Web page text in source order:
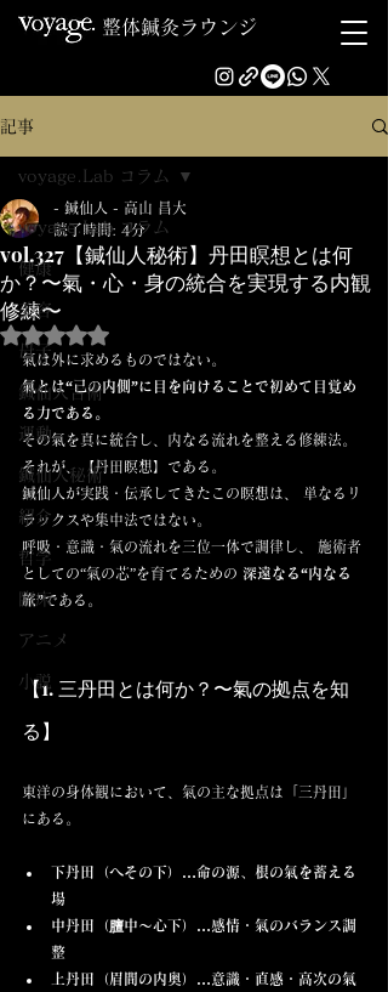
整体鍼灸ラウンジ
記事
voyage.Lab コラム
健康
美容
母子
鍼仙人古術
運動
鍼仙人秘術
紹介
哲学
臨床
アニメ
小説
voyage.Lab コラム
vol.327【鍼仙人秘術】丹田瞑想とは何
か？〜氣・心・身の統合を実現する内観
修練〜
- 鍼仙人 - 高山 昌大
読了時間: 4分
5つ星のうちNaNと評価されています。
氣は外に求めるものではない。
氣とは“己の内側”に目を向けることで初めて目覚め
る力である。
その氣を真に統合し、内なる流れを整える修練法。
それが、【丹田瞑想】である。
鍼仙人が実践・伝承してきたこの瞑想は、 単なるリ
ラックスや集中法ではない。
呼吸・意識・氣の流れを三位一体で調律し、 施術者
としての“氣の芯”を育てるための 深遠なる“内なる
旅”である。
【1. 三丹田とは何か？〜氣の拠点を知
る】
東洋の身体観において、氣の主な拠点は「三丹田」
にある。
下丹田（へその下）…命の源、根の氣を蓄える
場
中丹田（膻中〜心下）…感情・氣のバランス調
整
上丹田（眉間の内奥）…意識・直感・高次の氣